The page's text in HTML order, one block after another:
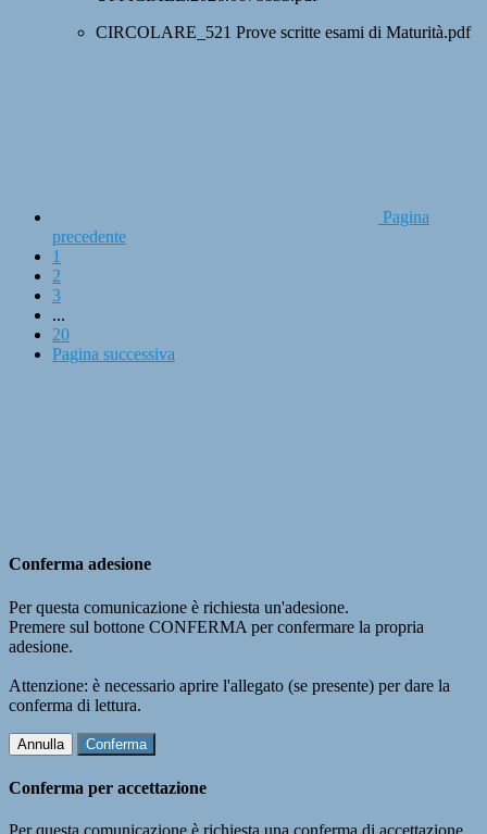
CIRCOLARE_521 Prove scritte esami di Maturità.pdf
Pagina
precedente
1
2
3
...
20
Pagina successiva
Conferma adesione
Per questa comunicazione è richiesta un'adesione.
Premere sul bottone CONFERMA per confermare la propria
adesione.
Attenzione: è necessario aprire l'allegato (se presente) per dare la
conferma di lettura.
Annulla Conferma
Conferma per accettazione